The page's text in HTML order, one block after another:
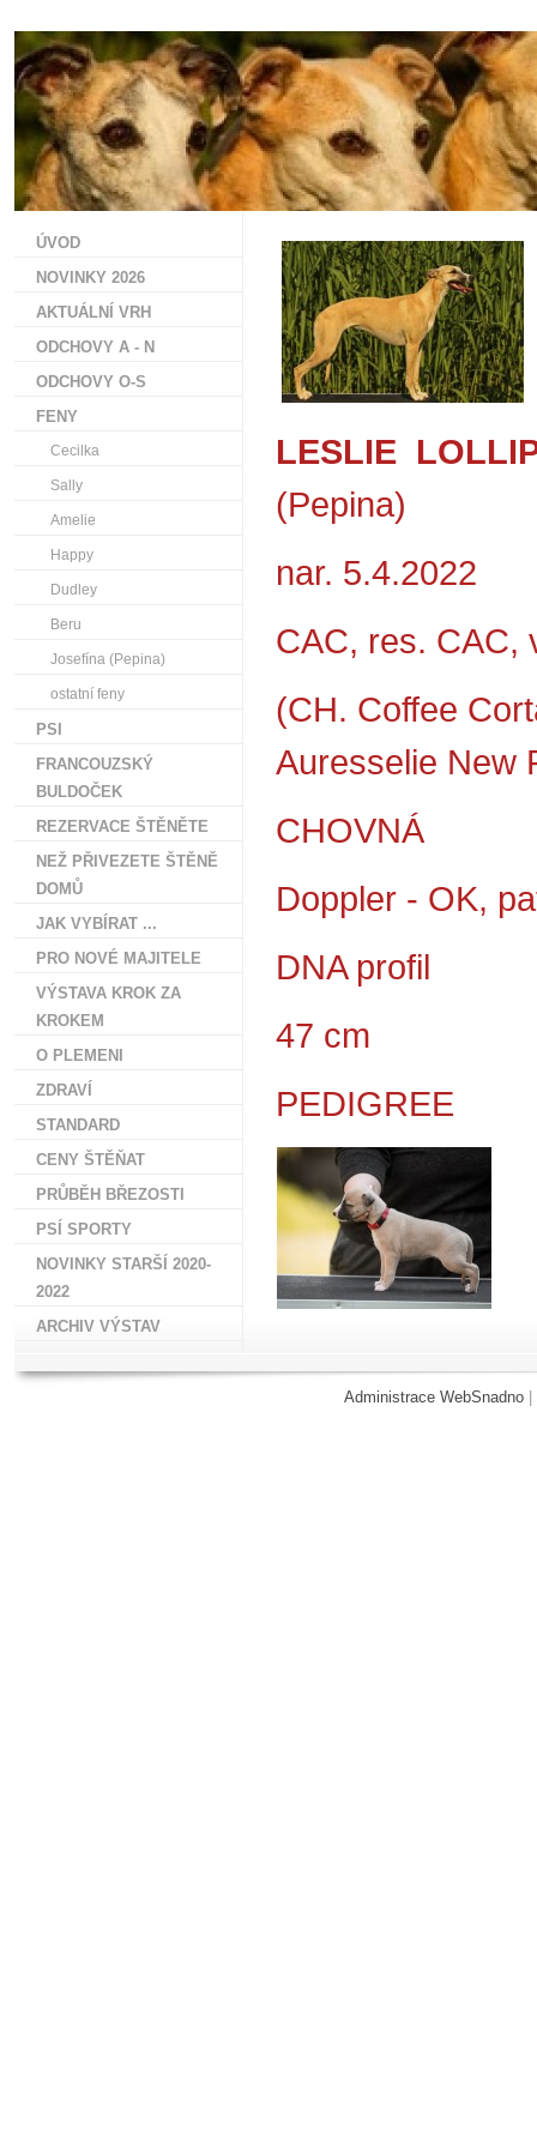
LESLIE
(Pepina)
nar. 5.4.2022
CAC, res. CAC,
(CH. Coffee
Auresselie New
CHOVNÁ
Doppler - OK,
DNA profil
47 cm
PEDIGREE
ÚVOD
NOVINKY 2026
AKTUÁLNÍ VRH
ODCHOVY A - N
ODCHOVY O-S
FENY
Cecilka
Sally
Amelie
Happy
Dudley
Beru
Josefína (Pepina)
ostatní feny
PSI
FRANCOUZSKÝ
BULDOČEK
REZERVACE ŠTĚNĚTE
NEŽ PŘIVEZETE ŠTĚNĚ
DOMŮ
JAK VYBÍRAT ...
PRO NOVÉ MAJITELE
VÝSTAVA KROK ZA
KROKEM
O PLEMENI
ZDRAVÍ
STANDARD
CENY ŠTĚŇAT
PRŮBĚH BŘEZOSTI
PSÍ SPORTY
NOVINKY STARŠÍ 2020-
2022
ARCHIV VÝSTAV
Administrace WebSnadno|